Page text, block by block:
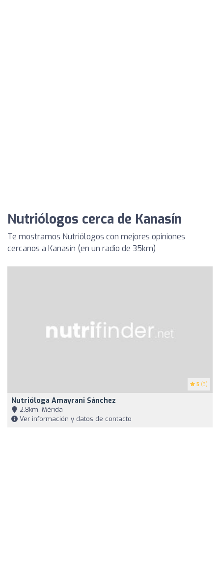
Nutriólogos cerca de Kanasín
Te mostramos Nutriólogos con mejores opiniones
cercanos a Kanasín (en un radio de 35km)
5 (3)
Nutrióloga Amayrani Sánchez
2,8km, Mérida
Ver información y datos de contacto